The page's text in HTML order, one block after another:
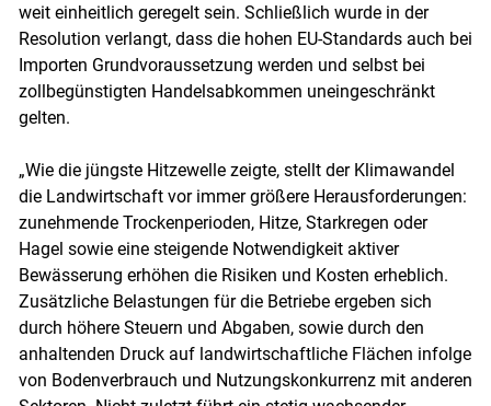
weit einheitlich geregelt sein. Schließlich wurde in der
Resolution verlangt, dass die hohen EU-Standards auch bei
Importen Grundvoraussetzung werden und selbst bei
zollbegünstigten Handelsabkommen uneingeschränkt
gelten.
„Wie die jüngste Hitzewelle zeigte, stellt der Klimawandel
die Landwirtschaft vor immer größere Herausforderungen:
zunehmende Trockenperioden, Hitze, Starkregen oder
Hagel sowie eine steigende Notwendigkeit aktiver
Bewässerung erhöhen die Risiken und Kosten erheblich.
Zusätzliche Belastungen für die Betriebe ergeben sich
durch höhere Steuern und Abgaben, sowie durch den
anhaltenden Druck auf landwirtschaftliche Flächen infolge
von Bodenverbrauch und Nutzungskonkurrenz mit anderen